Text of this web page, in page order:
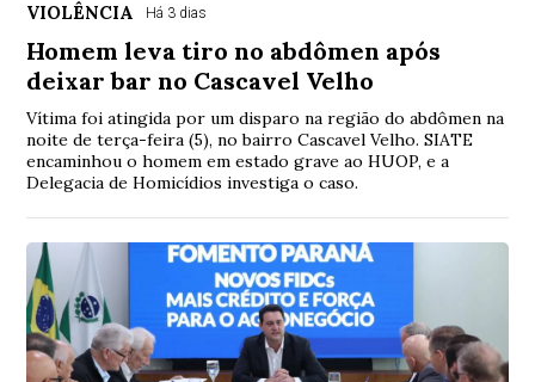
VIOLÊNCIA Há 3 dias
Homem leva tiro no abdômen após
deixar bar no Cascavel Velho
Vítima foi atingida por um disparo na região do abdômen na
noite de terça-feira (5), no bairro Cascavel Velho. SIATE
encaminhou o homem em estado grave ao HUOP, e a
Delegacia de Homicídios investiga o caso.